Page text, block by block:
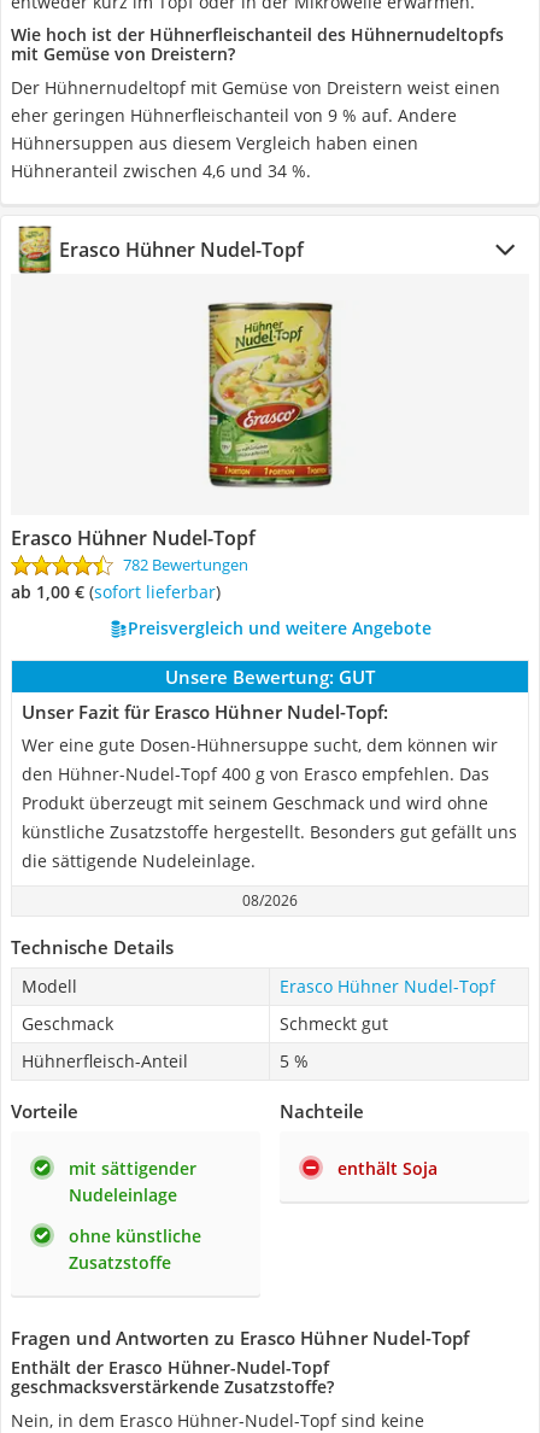
Wie hoch ist der Hühnerfleischanteil des Hühnernudeltopfs
mit Gemüse von Dreistern?
Der Hühnernudeltopf mit Gemüse von Dreistern weist einen
eher geringen Hühnerfleischanteil von 9 % auf. Andere
Hühnersuppen aus diesem Vergleich haben einen
Hühneranteil zwischen 4,6 und 34 %.
Erasco Hühner Nudel-Topf
Erasco Hühner Nudel-Topf
782 Bewertungen
ab 1,00 € ( Sofort lieferbar)
Preisvergleich und weitere Angebote
Unsere Bewertung: GUT
Unser Fazit für Erasco Hühner Nudel-Topf:
Wer eine gute Dosen-Hühnersuppe sucht, dem können wir
den Hühner-Nudel-Topf 400 g von Erasco empfehlen. Das
Produkt überzeugt mit seinem Geschmack und wird ohne
künstliche Zusatzstoffe hergestellt. Besonders gut gefällt uns
die sättigende Nudeleinlage.
08/2026
Technische Details
Modell
Erasco Hühner Nudel-Topf
Geschmack
Schmeckt gut
Hühnerfleisch-Anteil
5 %
Vorteile
mit sättigender
Nudeleinlage
ohne künstliche
Zusatzstoffe
Nachteile
enthält Soja
Fragen und Antworten zu Erasco Hühner Nudel-Topf
Enthält der Erasco Hühner-Nudel-Topf
geschmacksverstärkende Zusatzstoffe?
Nein, in dem Erasco Hühner-Nudel-Topf sind keine